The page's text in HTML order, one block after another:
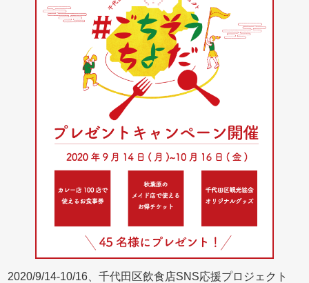
2020/9/14-10/16、千代田区飲食店SNS応援プロジェクト